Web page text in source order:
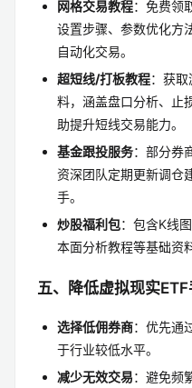
网格交易教程：免费领
设置步骤、参数优化方
自动化交易。
超短线/打板教程：获
料，涵盖盘口分析、止
助提升短线交易能力。
基金跟投服务：部分券
资深团队定期更新调仓
手。
炒股福利包：包含K线
本面分析教程等基础资
五、降低虚拟现实
选择低佣券商：优先通
于行业较低水平。
减少无效交易：避免频